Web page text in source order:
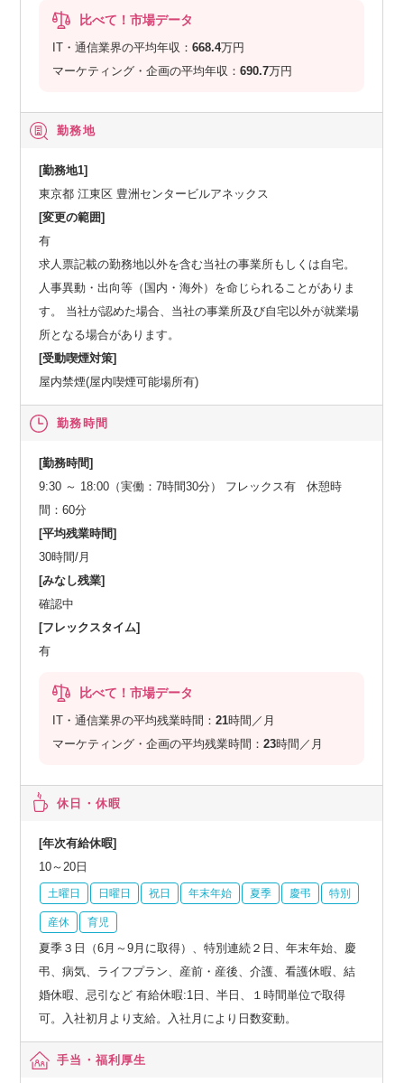
比べて！市場データ
IT・通信業界の平均年収：668.4万円
マーケティング・企画の平均年収：690.7万円
勤務地
[勤務地1]
東京都 江東区 豊洲センタービルアネックス
[変更の範囲]
有
求人票記載の勤務地以外を含む当社の事業所もしくは自宅。
人事異動・出向等（国内・海外）を命じられることがありま
す。 当社が認めた場合、当社の事業所及び自宅以外が就業場
所となる場合があります。
[受動喫煙対策]
屋内禁煙(屋内喫煙可能場所有)
勤務時間
[勤務時間]
9:30 ～ 18:00（実働：7時間30分） フレックス有 休憩時
間：60分
[平均残業時間]
30時間/月
[みなし残業]
確認中
[フレックスタイム]
有
比べて！市場データ
IT・通信業界の平均残業時間：21時間／月
マーケティング・企画の平均残業時間：23時間／月
休日・休暇
[年次有給休暇]
10～20日
土曜日 日曜日 祝日 年末年始 夏季 慶弔 特別
産休 育児
夏季３日（6月～9月に取得）、特別連続２日、年末年始、慶
弔、病気、ライフプラン、産前・産後、介護、看護休暇、結
婚休暇、忌引など 有給休暇:1日、半日、１時間単位で取得
可。入社初月より支給。入社月により日数変動。
手当・福利厚生